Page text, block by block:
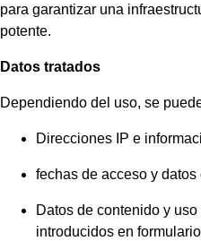
para garantizar una
potente.
Datos tratados
Dependiendo del uso, se
Direcciones IP e
fechas de acceso y
Datos de contenido y
introducidos en